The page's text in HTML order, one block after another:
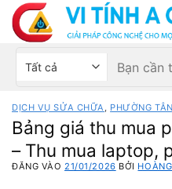
Bỏ
qua
nội
dungChọn
sản
phẩm
Tìm
kiếm:
DỊCH VỤ SỬA CHỮA PHƯỜNG
Bảng giá thu mua
– Thu mua laptop,
ĐĂNG VÀO21/01/2026 BỞI